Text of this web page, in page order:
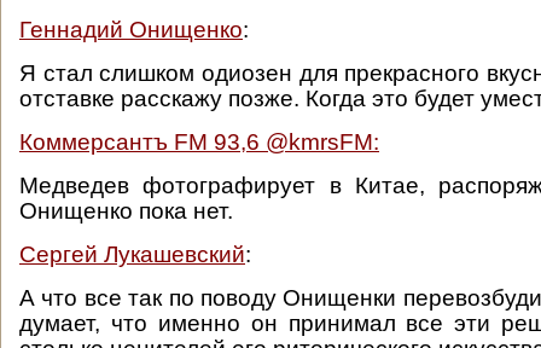
Геннадий Онищенко:
Я стал слишком одиозен для прекрасного
отставке расскажу позже. Когда это будет
Коммерсантъ FM 93,6 ‏@kmrsFM:
Медведев фотографирует в Китае,
Онищенко пока нет.
Сергей Лукашевский:
А что все так по поводу Онищенки
думает, что именно он принимал все эти